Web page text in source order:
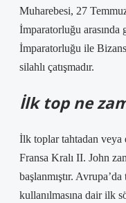
Muharebesi, 27
İmparatorluğu arasında
İmparatorluğu ile
silahlı çatışmadır.
İlk top ne
İlk toplar tahtadan veya
Fransa Kralı II. John
başlanmıştır.
kullanılmasına dair ilk